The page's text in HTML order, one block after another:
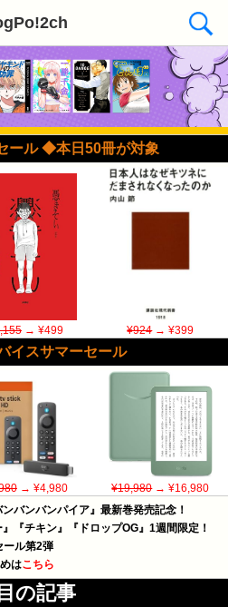
ール ◆本日50冊が対象
→ ¥499 ¥924→ ¥399
イスサマーセール
→ ¥4,980 ¥19,980→ ¥16,980
バンバンパイア』最新巻発売記念！
『チキン』『ドロップOG』1週間限定！
ール第2弾
はこちら
の記事